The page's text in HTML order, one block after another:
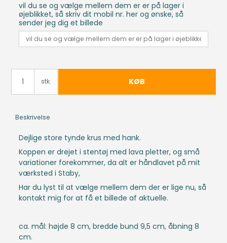
vil du se og vælge mellem dem er er på lager i
øjeblikket, så skriv dit mobil nr. her og ønske, så
sender jeg dig et billede
stk. KØB
Beskrivelse
Dejlige store tynde krus med hank.
Koppen er drejet i stentøj med lava pletter, og små
variationer forekommer, da alt er håndlavet på mit
værksted i Staby,
Har du lyst til at vælge mellem dem der er lige nu, så
kontakt mig for at få et billede af aktuelle.
ca. mål: højde 8 cm, bredde bund 9,5 cm, åbning 8
cm.